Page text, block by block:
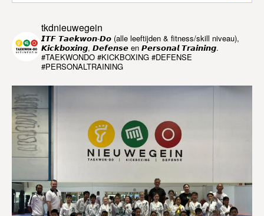
tkdnieuwegein
𝙄𝙏𝙁 𝙏𝙖𝙚𝙠𝙬𝙤𝙣-𝘿𝙤 (alle leeftijden & fitness/skill niveau),
𝙆𝙞𝙘𝙠𝙗𝙤𝙭𝙞𝙣𝙜, 𝘿𝙚𝙛𝙚𝙣𝙨𝙚 en 𝙋𝙚𝙧𝙨𝙤𝙣𝙖𝙡 𝙏𝙧𝙖𝙞𝙣𝙞𝙣𝙜.
#TAEKWONDO #KICKBOXING #DEFENSE
#PERSONALTRAINING